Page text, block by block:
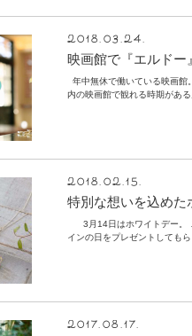
2018.03.24.
映画館で『エルドー
年中無休で働いている映画館
内の映画館で観れる時期があ
2018.02.15.
特別な想いを込めた
3月14日はホワイトデー。
インの日をプレゼントしてもら
2017.08.17.